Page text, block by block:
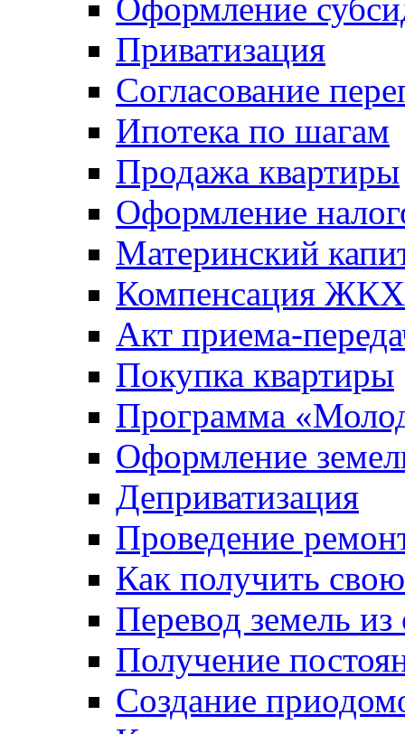
Оформление
Приватизация
Согласование
Ипотека по шагам
Продажа квартиры
Оформление
Материнский
Компенсация ЖКХ
Акт приема-
Покупка квартиры
Программа
Оформление
Деприватизация
Проведение
Как получить
Перевод земель
Получение
Создание